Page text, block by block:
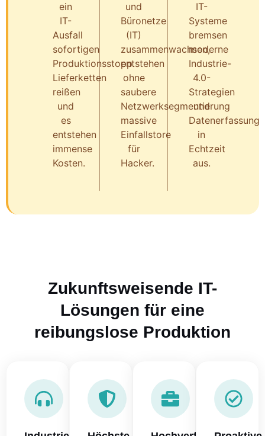
ein
IT-
Ausfall
sofortigen
Produktionsstopp.
Lieferketten
reißen
und
es
entstehen
immense
Kosten.
und
Büronetze
(IT)
zusammenwachsen,
entstehen
ohne
saubere
Netzwerksegmentierung
massive
Einfallstore
für
Hacker.
IT-
Systeme
bremsen
moderne
Industrie-
4.0-
Strategien
und
Datenerfassung
in
Echtzeit
aus.
Zukunftsweisende IT-
Lösungen für eine
reibungslose Produktion